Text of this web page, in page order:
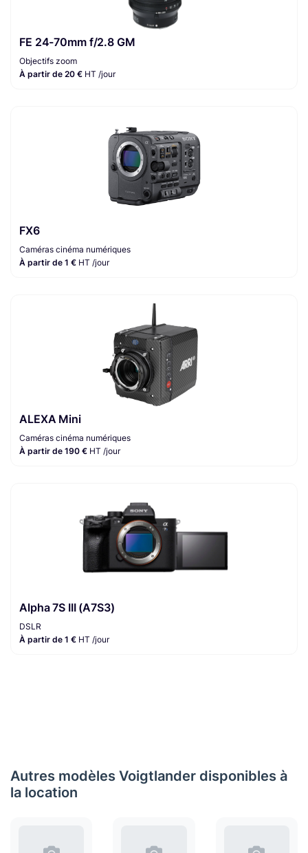
FE 24-70mm f/2.8 GM
Objectifs zoom
À partir de 20 € HT /jour
FX6
Caméras cinéma numériques
À partir de 1 € HT /jour
ALEXA Mini
Caméras cinéma numériques
À partir de 190 € HT /jour
Alpha 7S III (A7S3)
DSLR
À partir de 1 € HT /jour
Autres modèles Voigtlander disponibles à
la location